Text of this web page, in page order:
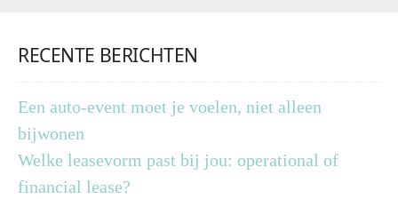
RECENTE BERICHTEN
Een auto-event moet je voelen, niet alleen
bijwonen
Welke leasevorm past bij jou: operational of
financial lease?